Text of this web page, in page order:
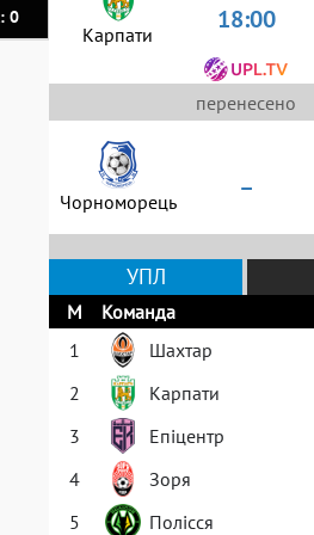
0
Карпати 18:00
перенесено
Чорноморець –
УПЛ
М Команда
1
Шахтар
2
Карпати
3
Епіцентр
4
Зоря
5
Полісся